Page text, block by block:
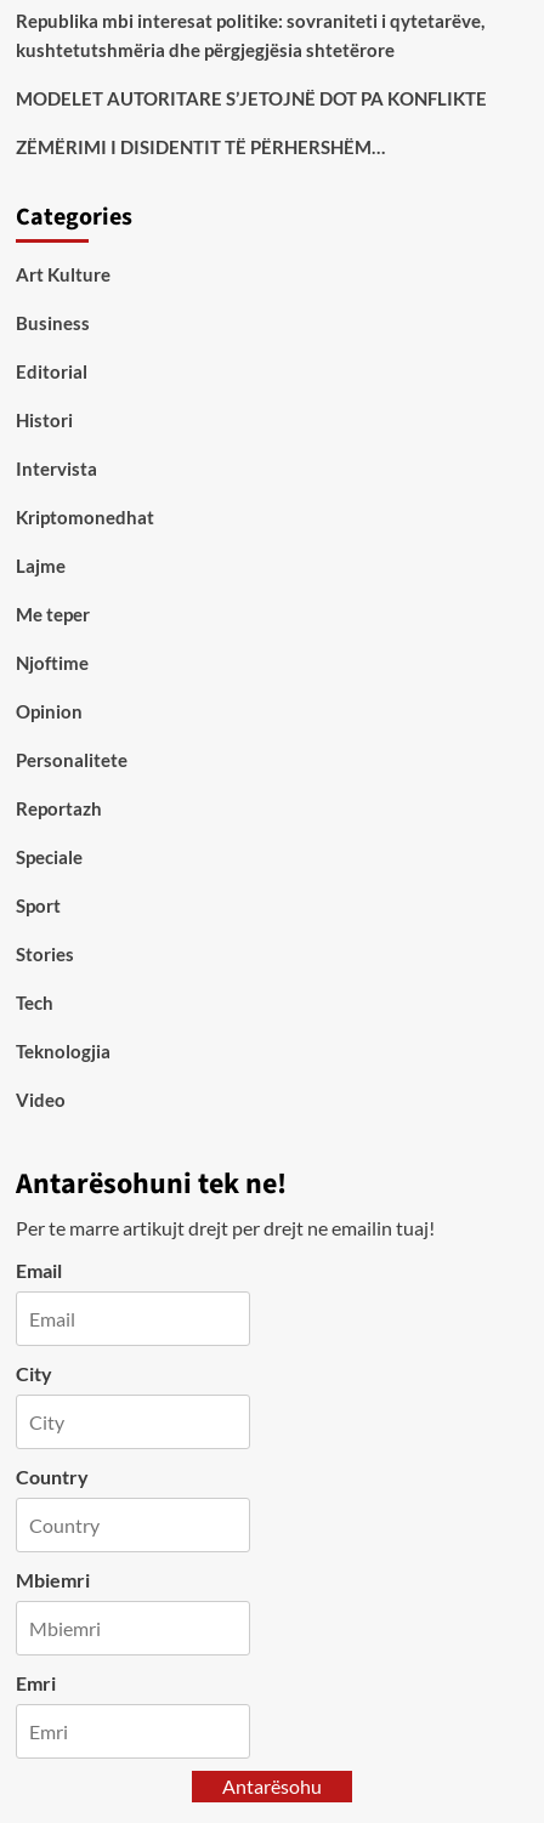
Republika mbi interesat politike: sovraniteti i qytetarëve,
kushtetutshmëria dhe përgjegjësia shtetërore
MODELET AUTORITARE S’JETOJNË DOT PA KONFLIKTE
ZËMËRIMI I DISIDENTIT TË PËRHERSHËM…
Categories
Art Kulture
Business
Editorial
Histori
Intervista
Kriptomonedhat
Lajme
Me teper
Njoftime
Opinion
Personalitete
Reportazh
Speciale
Sport
Stories
Tech
Teknologjia
Video
Antarësohuni tek ne!
Per te marre artikujt drejt per drejt ne emailin tuaj!
Email
City
Country
Mbiemri
Emri
Antarësohu